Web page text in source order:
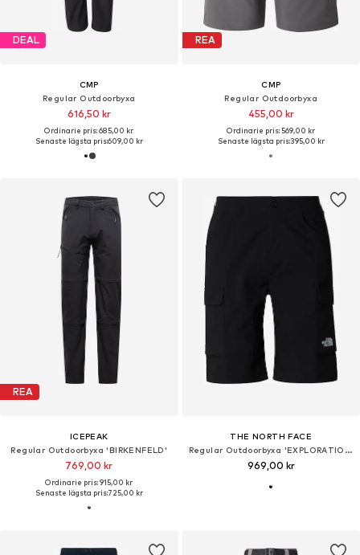
DEAL
CMP
Regular Outdoorbyxa
616,50 kr
Ordinarie pris: 685,00 kr
Senaste lägsta pris:609,00 kr
REA
CMP
Regular Outdoorbyxa
455,00 kr
Ordinarie pris: 569,00 kr
Senaste lägsta pris:395,00 kr
REA
ICEPEAK
Regular Outdoorbyxa 'BIRKENFELD'
769,00 kr
Ordinarie pris: 915,00 kr
Senaste lägsta pris:725,00 kr
THE NORTH FACE
Regular Outdoorbyxa 'EXPLORATION'
969,00 kr